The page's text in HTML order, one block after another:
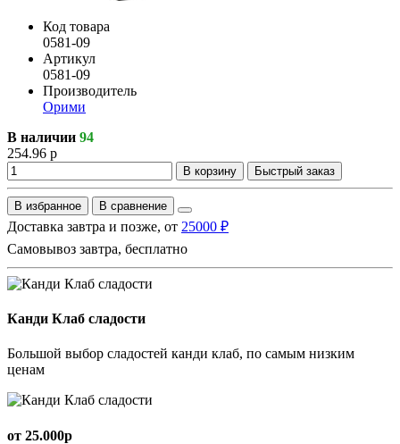
Код товара
0581-09
Артикул
0581-09
Производитель
Орими
В наличии 94
254.96 р
В корзину Быстрый заказ
В избранное В сравнение
Доставка завтра и позже, от 25000 ₽
Самовывоз завтра, бесплатно
Канди Клаб сладости
Большой выбор сладостей канди клаб, по самым низким
ценам
от 25.000р